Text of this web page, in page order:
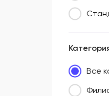
Все